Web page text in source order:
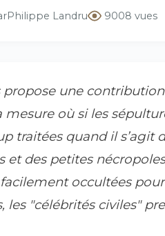
Philippe Landru 9008 vues
propose une contribution
mesure où si les
traitées quand il s’agit
et des petites
occultées
les "célébrités civiles"